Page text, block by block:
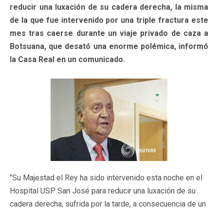
reducir una luxación de su cadera derecha, la misma
de la que fue intervenido por una triple fractura este
mes tras caerse durante un viaje privado de caza a
Botsuana, que desató una enorme polémica, informó
la Casa Real en un comunicado.
"Su Majestad el Rey ha sido intervenido esta noche en el
Hospital USP San José para reducir una luxación de su
cadera derecha, sufrida por la tarde, a consecuencia de un